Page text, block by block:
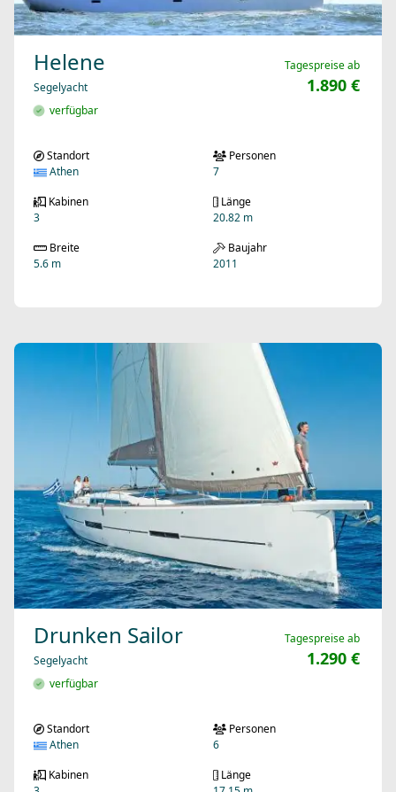
Helene
Segelyacht
verfügbar
Tagespreise ab
1.890 €
Standort
Athen
Personen
7
Kabinen
3
Länge
20.82 m
Breite
5.6 m
Baujahr
2011
Drunken Sailor
Segelyacht
verfügbar
Tagespreise ab
1.290 €
Standort
Athen
Personen
6
Kabinen
Länge